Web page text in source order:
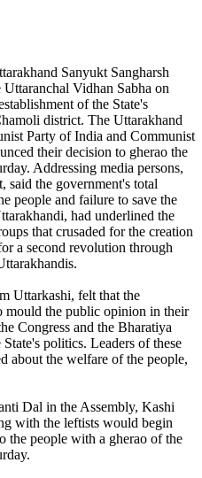
Sanyukt Sangharsh
Vidhan Sabha on
of the State's
district. The Uttarakhand
Party of India and Communist
their decision to gherao the
Addressing media persons,
said the government's total
people and failure to save the
had underlined the
that crusaded for the creation
a second revolution through
Uttarkashi, felt that the
mould the public opinion in their
Congress and the Bharatiya
politics. Leaders of these
about the welfare of the people,
Dal in the Assembly, Kashi
with the leftists would begin
the people with a gherao of the